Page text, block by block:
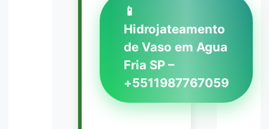
📱
Hidrojateamento
de Vaso em Agua
Fria SP –
+5511987767059